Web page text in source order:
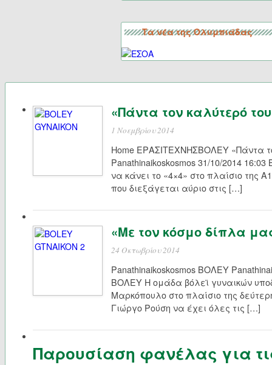
Τα νέα της Ολυμπιάδας
«Πάντα τον καλύτερό
1 Νοεμβρίου 2014
Home ΕΡΑΣΙΤΕΧΝΗΣΒΟΛΕΥ «Πάντα
Panathinaikoskosmos 31/10/2014
να κάνει το «4×4» στο πλαίσιο της
που διεξάγεται αύριο στις […]
«Με τον κόσμο δίπλα
24 Οκτωβρίου 2014
Panathinaikoskosmos ΒΟΛΕΥ
ΒΟΛΕΥ Η ομάδα βόλεϊ γυναικών
Μαρκόπουλο στο πλαίσιο της
Γιώργο Ρούση να έχει όλες τις […]
Παρουσίαση φανέλας για